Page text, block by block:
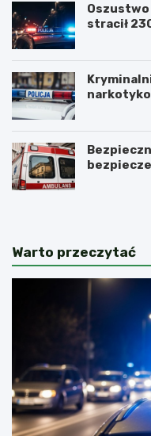
stracił
Warto przeczytać